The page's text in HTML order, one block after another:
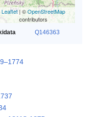
Leaflet| ©OpenStreetMap
contributors
Q146363